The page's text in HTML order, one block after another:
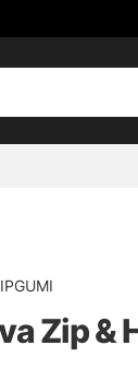
Zip &